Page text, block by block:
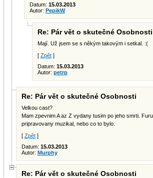
Datum: 15.03.2013
Autor: PepikW
Re: Pár vět o skutečné Osobnosti
Mají. Už jsem se s někým takovým i setkal. :(
[ Zpět ]
Datum: 15.03.2013
Autor: petrp
Re: Pár vět o skutečné Osobnosti
Velkou cast?
Mam zpevnim A az Z vydany tusim po jeho smrti.
pripravovany muzikal, nebo co to bylo.
[ Zpět ]
Datum: 15.03.2013
Autor: Murphy
Re: Pár vět o skutečné Osobnosti